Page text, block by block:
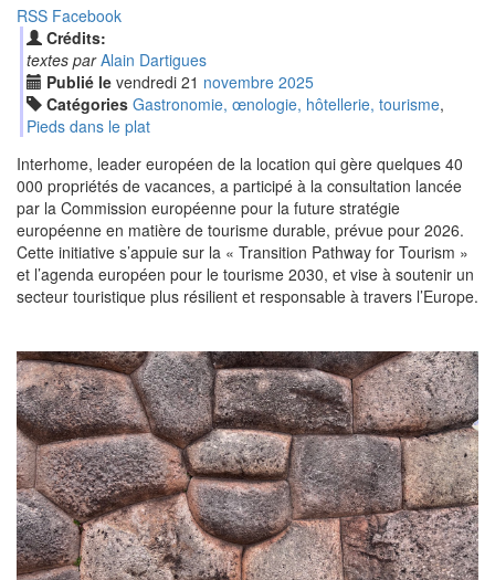
RSS Facebook
Crédits:
textes par Alain Dartigues
Publié le vendredi 21 novembre 2025
Catégories Gastronomie, œnologie, hôtellerie, tourisme,
Pieds dans le plat
Interhome, leader européen de la location qui gère quelques 40
000 propriétés de vacances, a participé à la consultation lancée
par la Commission européenne pour la future stratégie
européenne en matière de tourisme durable, prévue pour 2026.
Cette initiative s’appuie sur la « Transition Pathway for Tourism »
et l’agenda européen pour le tourisme 2030, et vise à soutenir un
secteur touristique plus résilient et responsable à travers l’Europe.